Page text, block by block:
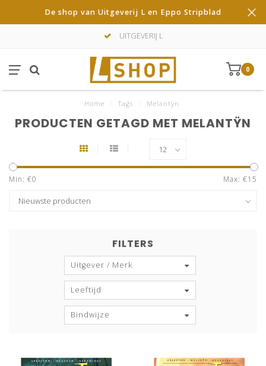
De shop van Uitgeverij L en Eppo Stripblad
UITGEVERIJ L
0
Home Tags Melantÿn
PRODUCTEN GETAGD MET MELANTŸN
Min: €0 Max: €15
FILTERS
Uitgever / Merk
Leeftijd
Bindwijze